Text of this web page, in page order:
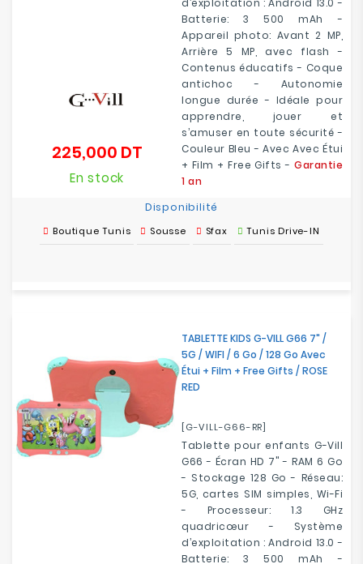
d’exploitation : Android 13.0 -
Batterie: 3 500 mAh -
Appareil photo: Avant 2 MP,
Arrière 5 MP, avec flash -
Contenus éducatifs - Coque
antichoc - Autonomie
longue durée - Idéale pour
apprendre, jouer et
s’amuser en toute sécurité -
Couleur Bleu - Avec Avec Étui
+ Film + Free Gifts - Garantie
1 an
225,000 DTPrix
En stock
Disponibilité
Boutique Tunis Sousse Sfax Tunis Drive-IN
TABLETTE KIDS G-VILL G66 7" /
5G / WIFI / 6 Go / 128 Go Avec
Étui + Film + Free Gifts / ROSE
RED
[G-VILL-G66-RR]
Tablette pour enfants G-Vill
G66 - Écran HD 7" - RAM 6 Go
- Stockage 128 Go - Réseau:
5G, cartes SIM simples, Wi-Fi
- Processeur: 1.3 GHz
quadricœur - Système
d’exploitation : Android 13.0 -
Batterie: 3 500 mAh -